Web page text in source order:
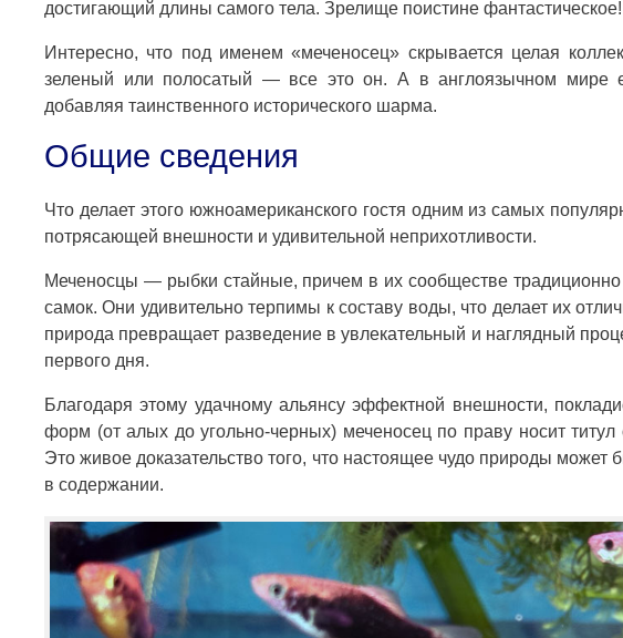
достигающий длины самого тела. Зрелище поистине фантастическое!
Интересно, что под именем «меченосец» скрывается целая
зеленый или полосатый — все это он. А в англоязычном мире
добавляя таинственного исторического шарма.
Общие сведения
Что делает этого южноамериканского гостя одним из самых
потрясающей внешности и удивительной неприхотливости.
Меченосцы — рыбки стайные, причем в их сообществе
самок. Они удивительно терпимы к составу воды, что делает их
природа превращает разведение в увлекательный и наглядный
первого дня.
Благодаря этому удачному альянсу эффектной внешности,
форм (от алых до угольно-черных) меченосец по праву носит
Это живое доказательство того, что настоящее чудо природы может
в содержании.